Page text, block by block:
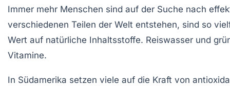
Immer mehr Menschen sind auf der Suche nach
verschiedenen Teilen der Welt entstehen, sind so
Wert auf natürliche Inhaltsstoffe. Reiswasser und
Vitamine.
In Südamerika setzen viele auf die Kraft von